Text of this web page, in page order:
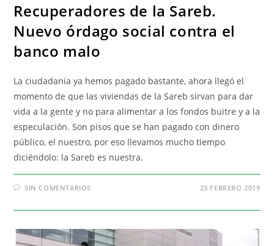
Recuperadores de la Sareb.
Nuevo órdago social contra el
banco malo
La ciudadanía ya hemos pagado bastante, ahora llegó el
momento de que las viviendas de la Sareb sirvan para dar
vida a la gente y no para alimentar a los fondos buitre y a la
especulación. Son pisos que se han pagado con dinero
público, el nuestro, por eso llevamos mucho tiempo
diciéndolo: la Sareb es nuestra.
SIN COMENTARIOS 23 FEBRERO 2019